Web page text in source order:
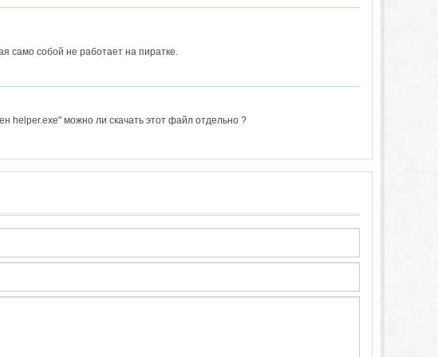
само собой не работает на пиратке.
helper.exe" можно ли скачать этот файл отдельно ?